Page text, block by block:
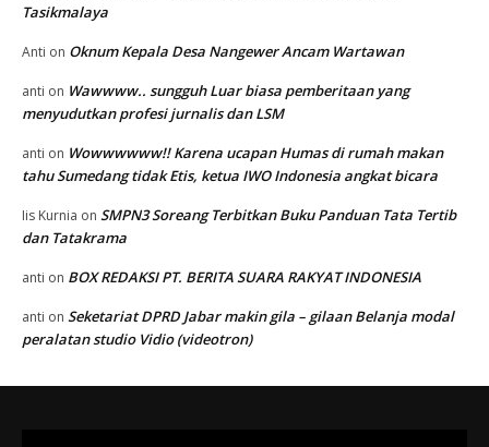
Tasikmalaya
Anti on Oknum Kepala Desa Nangewer Ancam Wartawan
anti on Wawwww.. sungguh Luar biasa pemberitaan yang
menyudutkan profesi jurnalis dan LSM
anti on Wowwwwww!! Karena ucapan Humas di rumah makan
tahu Sumedang tidak Etis, ketua IWO Indonesia angkat bicara
Iis Kurnia on SMPN3 Soreang Terbitkan Buku Panduan Tata Tertib
dan Tatakrama
anti on BOX REDAKSI PT. BERITA SUARA RAKYAT INDONESIA
anti on Seketariat DPRD Jabar makin gila – gilaan Belanja modal
peralatan studio Vidio (videotron)